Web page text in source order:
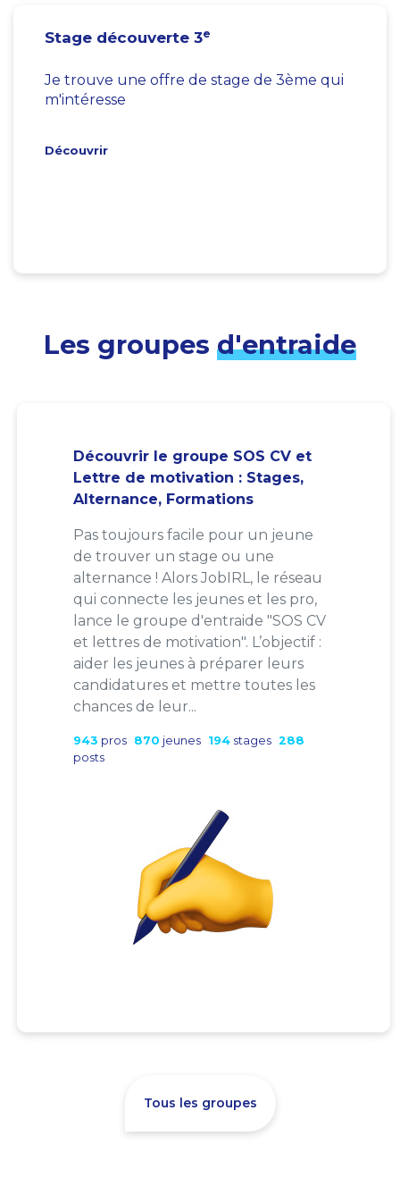
Stage découverte 3e
Je trouve une offre de stage de 3ème qui
m'intéresse
Découvrir
Les groupes d'entraide
Découvrir le groupe SOS CV et
Lettre de motivation : Stages,
Alternance, Formations
Pas toujours facile pour un jeune
de trouver un stage ou une
alternance ! Alors JobIRL, le réseau
qui connecte les jeunes et les pro,
lance le groupe d'entraide "SOS CV
et lettres de motivation". L’objectif :
aider les jeunes à préparer leurs
candidatures et mettre toutes les
chances de leur...
943 pros 870 jeunes 194 stages 288
posts
Tous les groupes